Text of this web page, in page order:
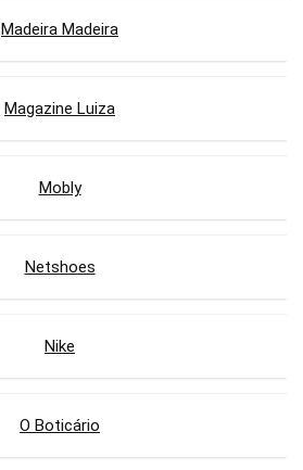
Madeira Madeira
Magazine Luiza
Mobly
Netshoes
Nike
O Boticário